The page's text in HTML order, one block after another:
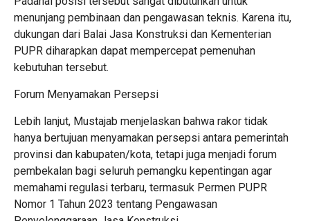
menunjang pembinaan dan pengawasan teknis. Karena itu,
dukungan dari Balai Jasa Konstruksi dan Kementerian
PUPR diharapkan dapat mempercepat pemenuhan
kebutuhan tersebut.
Forum Menyamakan Persepsi
Lebih lanjut, Mustajab menjelaskan bahwa rakor tidak
hanya bertujuan menyamakan persepsi antara pemerintah
provinsi dan kabupaten/kota, tetapi juga menjadi forum
pembekalan bagi seluruh pemangku kepentingan agar
memahami regulasi terbaru, termasuk Permen PUPR
Nomor 1 Tahun 2023 tentang Pengawasan